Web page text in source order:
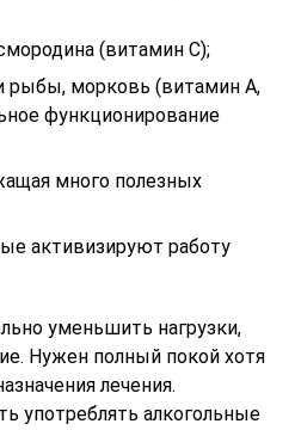
(витамин С);
рыбы, морковь (витамин А,
функционирование
много полезных
активизируют работу
уменьшить нагрузки,
Нужен полный покой хотя
лечения.
употреблять алкогольные